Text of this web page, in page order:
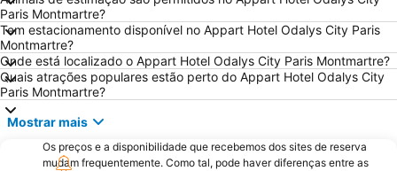
7th district Palais Bourbon
15th district Vaugirard
Disney Village
3rd district Temple
14th district Observatoire
Bercy
4th district Hôtel-de-Ville
Colina de Montmartre
18th district la Butte-Montmartre
2nd district la Bourse
Palais des Congrès de Paris
Paris Montmartre?
Tem estacionamento disponível no Appart Hotel Odalys City Paris
Montmartre?
Onde está localizado o Appart Hotel Odalys City Paris Montmartre?
Quais atrações populares estão perto do Appart Hotel Odalys City
Paris Montmartre?
Mostrar mais
Os preços e a disponibilidade que recebemos dos sites de reserva
mudam frequentemente. Como tal, pode haver diferenças entre as